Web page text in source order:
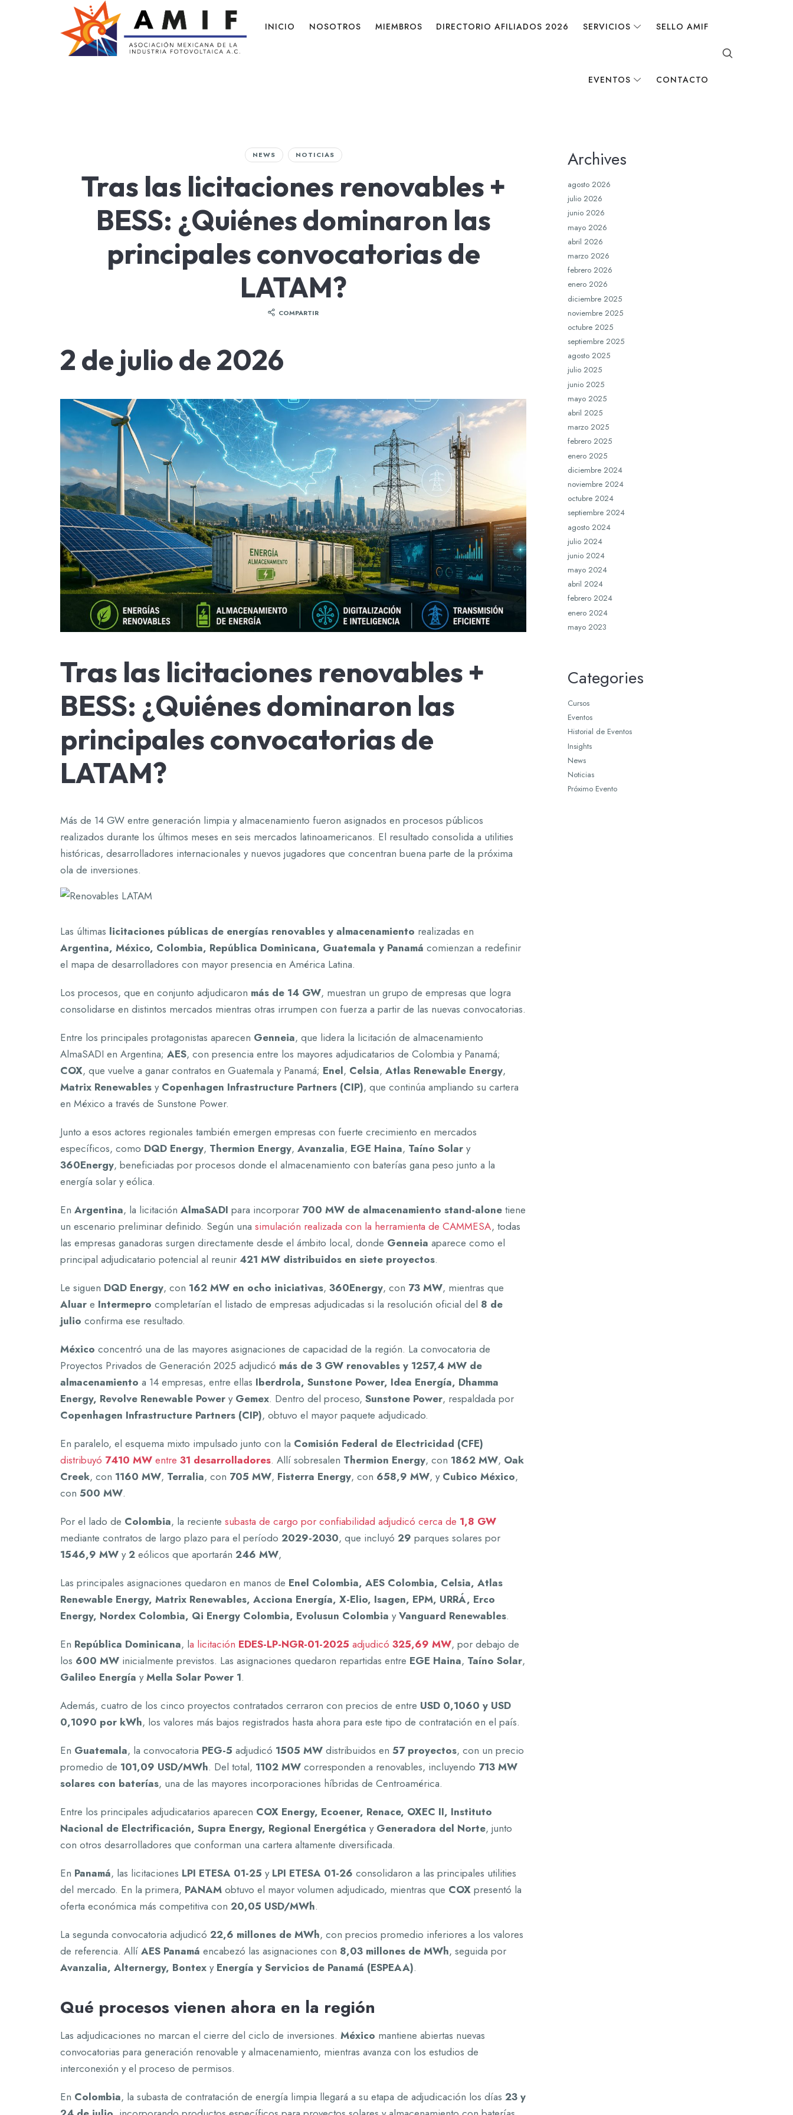
AMIF INICIO NOSOTROS MIEMBROS DIRECTORIO AFILIADOS 2026 SERVICIOS SELLO AMIF
EVENTOS CONTACTO
NEWS NOTICIAS
Tras las licitaciones renovables +
BESS: ¿Quiénes dominaron las
principales convocatorias de
LATAM?
COMPARTIR
2 de julio de 2026
Tras las licitaciones renovables +
BESS: ¿Quiénes dominaron las
principales convocatorias de
LATAM?
Más de 14 GW entre generación limpia y almacenamiento fueron asignados en procesos públicos
realizados durante los últimos meses en seis mercados latinoamericanos. El resultado consolida a utilities
históricas, desarrolladores internacionales y nuevos jugadores que concentran buena parte de la próxima
ola de inversiones.
Las últimas licitaciones públicas de energías renovables y almacenamiento realizadas en
Argentina, México, Colombia, República Dominicana, Guatemala y Panamá comienzan a redefinir
el mapa de desarrolladores con mayor presencia en América Latina.
Los procesos, que en conjunto adjudicaron más de 14 GW, muestran un grupo de empresas que logra
consolidarse en distintos mercados mientras otras irrumpen con fuerza a partir de las nuevas convocatorias.
Entre los principales protagonistas aparecen Genneia, que lidera la licitación de almacenamiento
AlmaSADI en Argentina; AES, con presencia entre los mayores adjudicatarios de Colombia y Panamá;
COX, que vuelve a ganar contratos en Guatemala y Panamá; Enel, Celsia, Atlas Renewable Energy,
Matrix Renewables y Copenhagen Infrastructure Partners (CIP), que continúa ampliando su cartera
en México a través de Sunstone Power.
Junto a esos actores regionales también emergen empresas con fuerte crecimiento en mercados
específicos, como DQD Energy, Thermion Energy, Avanzalia, EGE Haina, Taíno Solar y
360Energy, beneficiadas por procesos donde el almacenamiento con baterías gana peso junto a la
energía solar y eólica.
En Argentina, la licitación AlmaSADI para incorporar 700 MW de almacenamiento stand-alone tiene
un escenario preliminar definido. Según una simulación realizada con la herramienta de CAMMESA, todas
las empresas ganadoras surgen directamente desde el ámbito local, donde Genneia aparece como el
principal adjudicatario potencial al reunir 421 MW distribuidos en siete proyectos.
Le siguen DQD Energy, con 162 MW en ocho iniciativas, 360Energy, con 73 MW, mientras que
Aluar e Intermepro completarían el listado de empresas adjudicadas si la resolución oficial del 8 de
julio confirma ese resultado.
México concentró una de las mayores asignaciones de capacidad de la región. La convocatoria de
Proyectos Privados de Generación 2025 adjudicó más de 3 GW renovables y 1257,4 MW de
almacenamiento a 14 empresas, entre ellas Iberdrola, Sunstone Power, Idea Energía, Dhamma
Energy, Revolve Renewable Power y Gemex. Dentro del proceso, Sunstone Power, respaldada por
Copenhagen Infrastructure Partners (CIP), obtuvo el mayor paquete adjudicado.
En paralelo, el esquema mixto impulsado junto con la Comisión Federal de Electricidad (CFE)
distribuyó 7410 MW entre 31 desarrolladores. Allí sobresalen Thermion Energy, con 1862 MW, Oak
Creek, con 1160 MW, Terralia, con 705 MW, Fisterra Energy, con 658,9 MW, y Cubico México,
con 500 MW.
Por el lado de Colombia, la reciente subasta de cargo por confiabilidad adjudicó cerca de 1,8 GW
mediante contratos de largo plazo para el período 2029-2030, que incluyó 29 parques solares por
1546,9 MW y2 eólicos que aportarán 246 MW,
Las principales asignaciones quedaron en manos de Enel Colombia, AES Colombia, Celsia, Atlas
Renewable Energy, Matrix Renewables, Acciona Energía, X-Elio, Isagen, EPM, URRÁ, Erco
Energy, Nordex Colombia, Qi Energy Colombia, Evolusun Colombia yVanguard Renewables.
En República Dominicana, la licitación EDES-LP-NGR-01-2025 adjudicó 325,69 MW, por debajo de
los 600 MW inicialmente previstos. Las asignaciones quedaron repartidas entre EGE Haina, Taíno Solar,
Galileo Energía yMella Solar Power 1.
Además, cuatro de los cinco proyectos contratados cerraron con precios de entre USD 0,1060 y USD
0,1090 por kWh, los valores más bajos registrados hasta ahora para este tipo de contratación en el país.
En Guatemala, la convocatoria PEG-5 adjudicó 1505 MW distribuidos en 57 proyectos, con un precio
promedio de 101,09 USD/MWh. Del total, 1102 MW corresponden a renovables, incluyendo 713 MW
solares con baterías, una de las mayores incorporaciones híbridas de Centroamérica.
Entre los principales adjudicatarios aparecen COX Energy, Ecoener, Renace, OXEC II, Instituto
Nacional de Electrificación, Supra Energy, Regional Energética y Generadora del Norte, junto
con otros desarrolladores que conforman una cartera altamente diversificada.
En Panamá, las licitaciones LPI ETESA 01-25 y LPI ETESA 01-26 consolidaron a las principales utilities
del mercado. En la primera, PANAM obtuvo el mayor volumen adjudicado, mientras que COX presentó la
oferta económica más competitiva con 20,05 USD/MWh.
La segunda convocatoria adjudicó 22,6 millones de MWh, con precios promedio inferiores a los valores
de referencia. Allí AES Panamá encabezó las asignaciones con 8,03 millones de MWh, seguida por
Avanzalia, Alternergy, Bontex y Energía y Servicios de Panamá (ESPEAA).
Qué procesos vienen ahora en la región
Las adjudicaciones no marcan el cierre del ciclo de inversiones. México mantiene abiertas nuevas
convocatorias para generación renovable y almacenamiento, mientras avanza con los estudios de
interconexión y el proceso de permisos.
En Colombia, la subasta de contratación de energía limpia llegará a su etapa de adjudicación los días 23 y
Archives
agosto 2026
julio 2026
junio 2026
mayo 2026
abril 2026
marzo 2026
febrero 2026
enero 2026
diciembre 2025
noviembre 2025
octubre 2025
septiembre 2025
agosto 2025
julio 2025
junio 2025
mayo 2025
abril 2025
marzo 2025
febrero 2025
enero 2025
diciembre 2024
noviembre 2024
octubre 2024
septiembre 2024
agosto 2024
julio 2024
junio 2024
mayo 2024
abril 2024
febrero 2024
enero 2024
mayo 2023
Categories
Cursos
Eventos
Historial de Eventos
Insights
News
Noticias
Próximo Evento